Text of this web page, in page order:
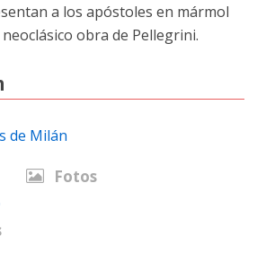
a los apóstoles en mármol
obra de Pellegrini.
de Milán
Fotos